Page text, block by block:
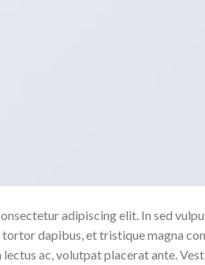
adipiscing elit. In sed
dapibus, et tristique magna
lectus ac, volutpat placerat ante.